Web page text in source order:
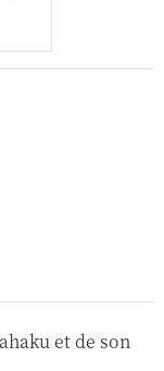
et de son